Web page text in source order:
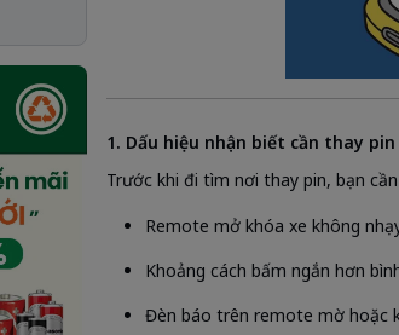
1. Dấu hiệu nhận biết cần thay
Trước khi đi tìm nơi thay pin, bạn
Remote mở khóa xe không
Khoảng cách bấm ngắn hơn
Đèn báo trên remote mờ hoặc